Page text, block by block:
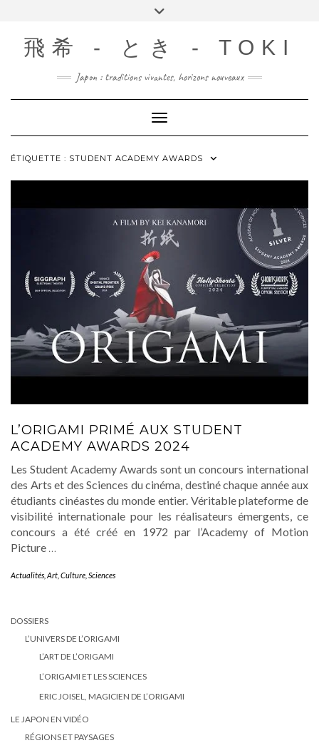
content飛希 - とき - TOKI
Japon : traditions vivantes, horizons nouveaux
Toggle Navigation
ÉTIQUETTE : STUDENT ACADEMY AWARDS
L’ORIGAMI PRIMÉ AUX STUDENT
ACADEMY AWARDS 2024
Les Student Academy Awards sont un concours international
des Arts et des Sciences du cinéma, destiné chaque année aux
étudiants cinéastes du monde entier. Véritable plateforme de
visibilité internationale pour les réalisateurs émergents, ce
concours a été créé en 1972 par l’Academy of Motion
Picture
Actualités Art Culture Sciences
DOSSIERS
L’UNIVERS DE L’ORIGAMI
L’ART DE L’ORIGAMI
L’ORIGAMI ET LES SCIENCES
ERIC JOISEL, MAGICIEN DE L’ORIGAMI
LE JAPON EN VIDÉO
RÉGIONS ET PAYSAGES